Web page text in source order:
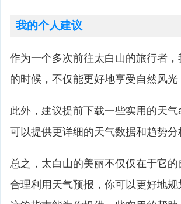
我的个人建议
作为一个多次前往太白山的旅行者
的时候，不仅能更好地享受自然风
此外，建议提前下载一些实用的天气
可以提供更详细的天气数据和趋势分
总之，太白山的美丽不仅仅在于它
合理利用天气预报，你可以更好地